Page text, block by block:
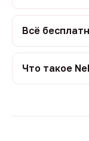
Всё
Что такое